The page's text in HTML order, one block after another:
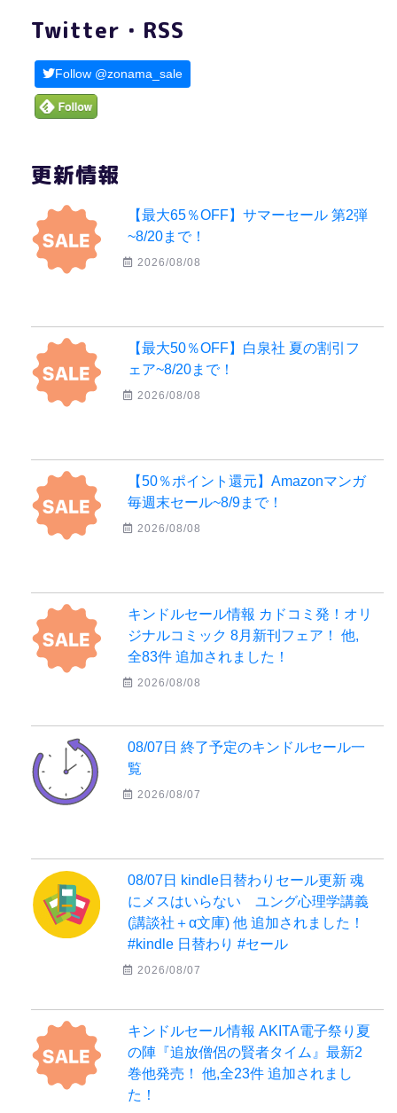
Twitter・RSS
Follow @zonama_sale
更新情報
【最大65％OFF】サマーセール 第2弾
~8/20まで！
2026/08/08
【最大50％OFF】白泉社 夏の割引フ
ェア~8/20まで！
2026/08/08
【50％ポイント還元】Amazonマンガ
毎週末セール~8/9まで！
2026/08/08
キンドルセール情報 カドコミ発！オリ
ジナルコミック 8月新刊フェア！ 他,
全83件 追加されました！
2026/08/08
08/07日 終了予定のキンドルセール一
覧
2026/08/07
08/07日 kindle日替わりセール更新 魂
にメスはいらない ユング心理学講義
(講談社＋α文庫) 他 追加されました！
#kindle 日替わり #セール
2026/08/07
キンドルセール情報 AKITA電子祭り夏
の陣『追放僧侶の賢者タイム』最新2
巻他発売！ 他,全23件 追加されまし
た！